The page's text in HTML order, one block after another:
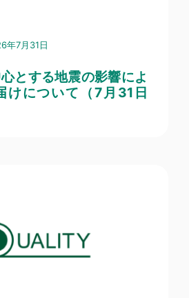
年7月31日
とする地震の影響によ
けについて（7月31日